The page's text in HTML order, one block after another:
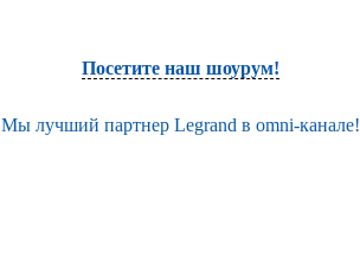
Посетите наш шоурум!
Мы лучший партнер Legrand в omni-канале!